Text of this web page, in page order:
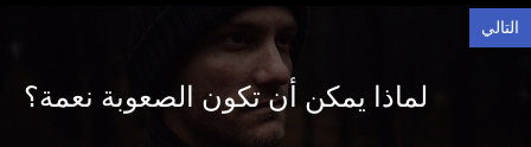
التالي
لماذا يمكن أن تكون الصعوبة نعمة؟